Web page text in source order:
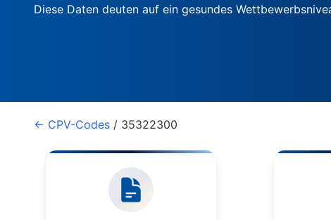
Diese Daten deuten auf ein gesundes
← CPV-Codes / 35322300